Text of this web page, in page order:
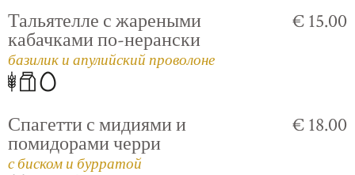
Тальятелле с жареными
кабачками по-нерански
базилик и апулийский проволоне
€ 15.00
Спагетти с мидиями и
помидорами черри
с биском и бурратой
€ 18.00